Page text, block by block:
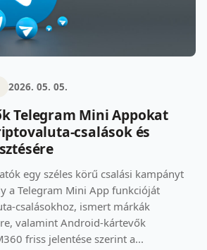
2026. 05. 05.
Telegram Mini Appokat
csalások és
egy széles körű csalási kampányt
a Telegram Mini App funkcióját
csalásokhoz, ismert márkák
valamint Android-kártevők
friss jelentése szerint a...